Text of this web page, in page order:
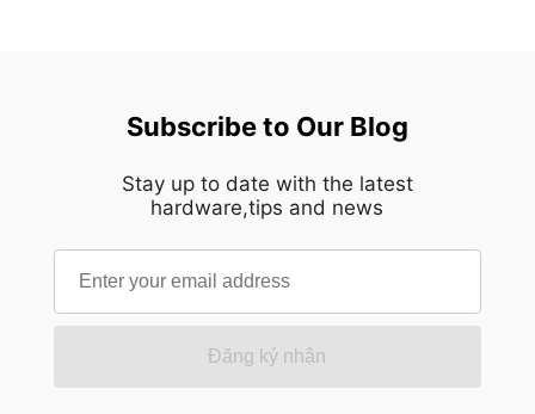
Subscribe to Our Blog
Stay up to date with the latest
hardware,tips and news
Đăng ký nhận